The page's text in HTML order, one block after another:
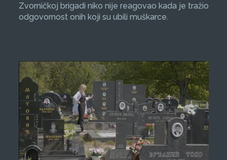
Zvorničkoj brigadi niko nije reagovao kada je tražio
odgovornost onih koji su ubili muškarce.